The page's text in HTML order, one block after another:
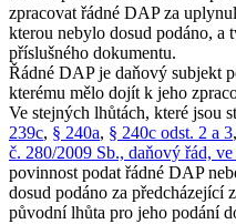
zpracovat řádné DAP za
kterou nebylo dosud podáno, a
příslušného dokumentu.
Řádné DAP je daňový subjekt
kterému mělo dojít k jeho
Ve stejných lhůtách, které jsou
239c, § 240a, § 240c odst. 2 a 3,
č. 280/2009 Sb., daňový řád,
povinnost podat řádné DAP
dosud podáno za předcházející
původní lhůta pro jeho podání